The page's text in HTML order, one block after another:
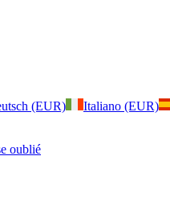
(EUR) Italiano (EUR)
oublié